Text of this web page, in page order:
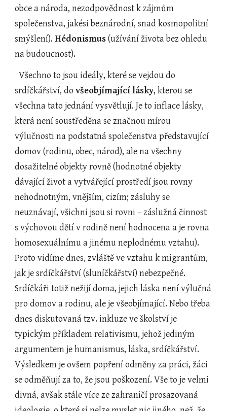
obce a národa, nezodpovědnost k zájmům
společenstva, jakési beznárodní, snad kosmopolitní
smýšlení). Hédonismus (užívání života bez ohledu
na budoucnost).
  Všechno to jsou ideály, které se vejdou do
srdíčkářství, do všeobjímající lásky, kterou se
všechna tato jednání vysvětlují. Je to inflace lásky,
která není soustředěna se značnou mírou
výlučnosti na podstatná společenstva představující
domov (rodinu, obec, národ), ale na všechny
dosažitelné objekty rovně (hodnotné objekty
dávající život a vytvářející prostředí jsou rovny
nehodnotným, vnějším, cizím; zásluhy se
neuznávají, všichni jsou si rovni – záslužná činnost
s výchovou dětí v rodině není hodnocena a je rovna
homosexuálnímu a jinému neplodnému vztahu).
Proto vidíme dnes, zvláště ve vztahu k migrantům,
jak je srdíčkářství (sluníčkářství) nebezpečné.
Srdíčkáři totiž nežijí doma, jejich láska není výlučná
pro domov a rodinu, ale je všeobjímající. Nebo třeba
dnes diskutovaná tzv. inkluze ve školství je
typickým příkladem relativismu, jehož jediným
argumentem je humanismus, láska, srdíčkářství.
Výsledkem je ovšem popření odměny za práci, žáci
se odměňují za to, že jsou poškození. Vše to je velmi
divná, avšak stále více ze zahraničí prosazovaná